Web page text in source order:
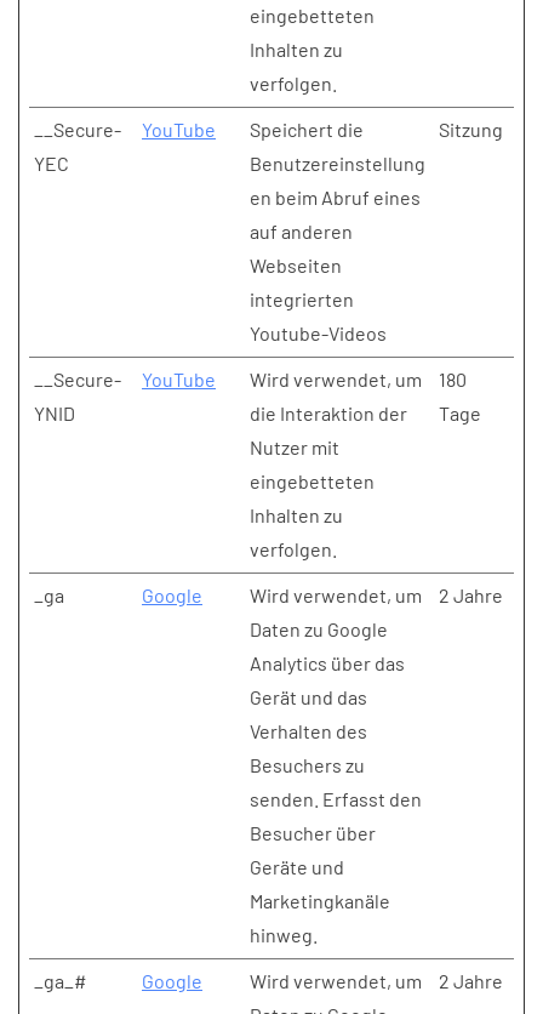
eingebetteten
Inhalten zu
verfolgen.
__Secure-
YEC
YouTube
Speichert die
Benutzereinstellung
en beim Abruf eines
auf anderen
Webseiten
integrierten
Youtube-Videos
Sitzung
__Secure-
YNID
YouTube
Wird verwendet, um
die Interaktion der
Nutzer mit
eingebetteten
Inhalten zu
verfolgen.
180
Tage
_ga Google
Wird verwendet, um
Daten zu Google
Analytics über das
Gerät und das
Verhalten des
Besuchers zu
senden. Erfasst den
Besucher über
Geräte und
Marketingkanäle
hinweg.
2 Jahre
_ga_# Google
Wird verwendet, um
2 Jahre